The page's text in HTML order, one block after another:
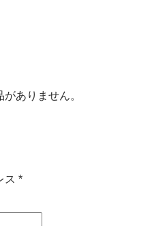
ありません。
ス *必